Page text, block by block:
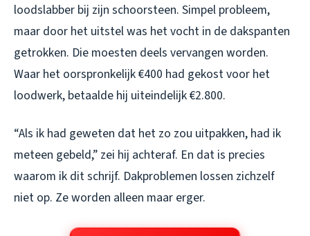
loodslabber bij zijn schoorsteen. Simpel probleem,
maar door het uitstel was het vocht in de dakspanten
getrokken. Die moesten deels vervangen worden.
Waar het oorspronkelijk €400 had gekost voor het
loodwerk, betaalde hij uiteindelijk €2.800.
“Als ik had geweten dat het zo zou uitpakken, had ik
meteen gebeld,” zei hij achteraf. En dat is precies
waarom ik dit schrijf. Dakproblemen lossen zichzelf
niet op. Ze worden alleen maar erger.